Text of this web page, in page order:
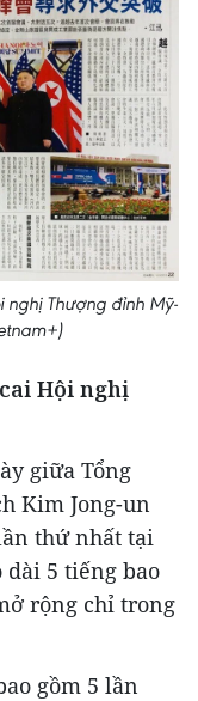
nghị Thượng đỉnh Mỹ-
Hội nghị
giữa Tổng
Kim Jong-un
thứ nhất tại
dài 5 tiếng bao
rộng chỉ trong
gồm 5 lần